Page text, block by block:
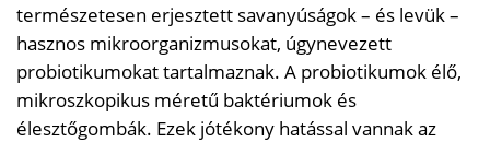
természetesen erjesztett savanyúságok – és levük –
hasznos mikroorganizmusokat, úgynevezett
probiotikumokat tartalmaznak. A probiotikumok élő,
mikroszkopikus méretű baktériumok és
élesztőgombák. Ezek jótékony hatással vannak az